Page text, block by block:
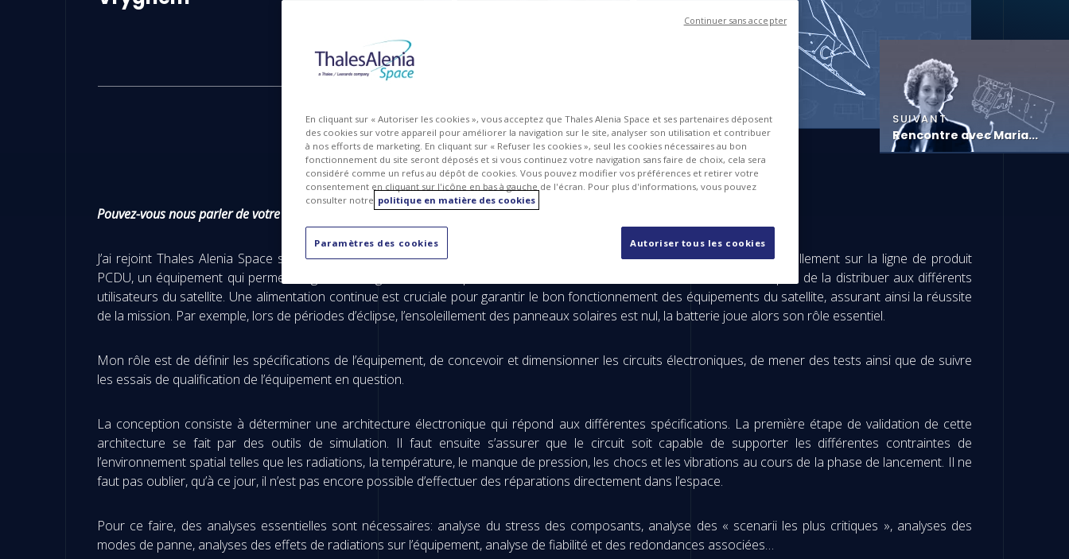
SUIVANT
Rencontre avec Maria...
Pouvez-vous nous parler de votre activité professionnelle ?
J’ai rejoint Thales Alenia Space sur le site de Charleroi en tant qu’ingénieure en conception électronique. Je travaille actuellement sur la ligne de produit
PCDU, un équipement qui permet de gérer l’énergie venant des panneaux solaires et des batteries, de la conditionner puis de la distribuer aux différents
utilisateurs du satellite. Une alimentation continue est cruciale pour garantir le bon fonctionnement des équipements du satellite, assurant ainsi la réussite
de la mission. Par exemple, lors de périodes d’éclipse, l’ensoleillement des panneaux solaires est nul, la batterie joue alors son rôle essentiel.
Mon rôle est de définir les spécifications de l’équipement, de concevoir et dimensionner les circuits électroniques, de mener des tests ainsi que de suivre
les essais de qualification de l’équipement en question.
La conception consiste à déterminer une architecture électronique qui répond aux différentes spécifications. La première étape de validation de cette
architecture se fait par des outils de simulation. Il faut ensuite s’assurer que le circuit soit capable de supporter les différentes contraintes de
l’environnement spatial telles que les radiations, la température, le manque de pression, les chocs et les vibrations au cours de la phase de lancement. Il ne
faut pas oublier, qu’à ce jour, il n’est pas encore possible d’effectuer des réparations directement dans l’espace.
Pour ce faire, des analyses essentielles sont nécessaires: analyse du stress des composants, analyse des « scenarii les plus critiques », analyses des
modes de panne, analyses des effets de radiations sur l’équipement, analyse de fiabilité et des redondances associées…
En cliquant sur « Autoriser les cookies », vous acceptez que Thales Alenia Space et ses partenaires déposent
des cookies sur votre appareil pour améliorer la navigation sur le site, analyser son utilisation et contribuer
à nos efforts de marketing. En cliquant sur « Refuser les cookies », seul les cookies nécessaires au bon
fonctionnement du site seront déposés et si vous continuez votre navigation sans faire de choix, cela sera
considéré comme un refus au dépôt de cookies. Vous pouvez modifier vos préférences et retirer votre
consentement en cliquant sur l'icône en bas à gauche de l'écran. Pour plus d'informations, vous pouvez
consulter notre politique en matière des cookies
Paramètres des cookies Autoriser tous les cookies
Continuer sans accepter